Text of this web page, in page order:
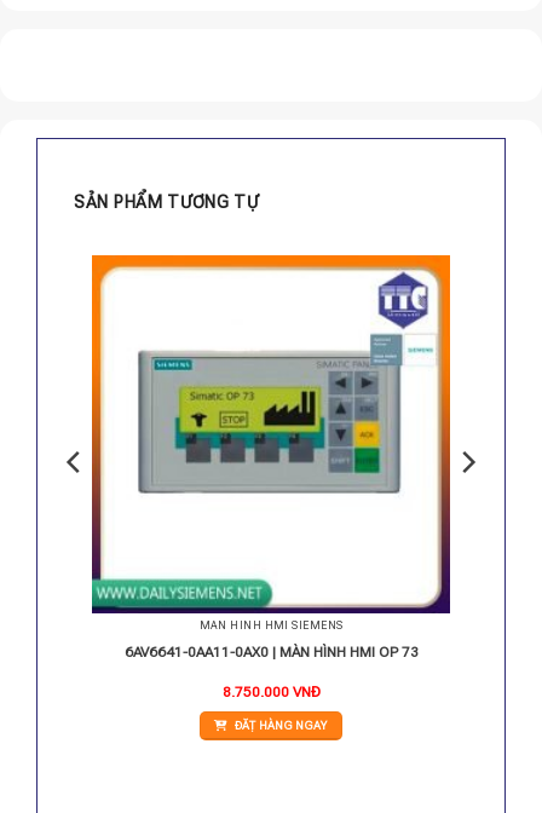
SẢN PHẨM TƯƠNG TỰ
MÀN HÌNH HMI SIEMENS
6AV6641-0AA11-0AX0 | MÀN HÌNH HMI OP 73
8.750.000 VNĐ
ĐẶT HÀNG NGAY